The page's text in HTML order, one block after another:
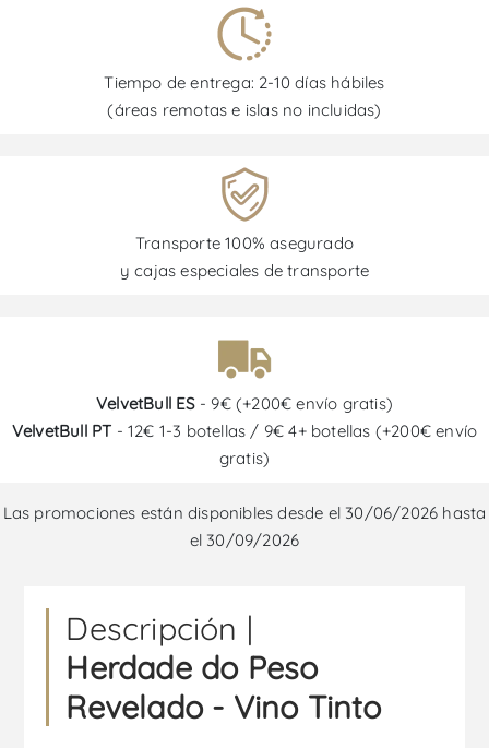
Tiempo de entrega: 2-10 días hábiles
(áreas remotas e islas no incluidas)
Transporte 100% asegurado
y cajas especiales de transporte
VelvetBull ES- 9€ (+200€ envío gratis)
VelvetBull PT - 12€ 1-3 botellas / 9€ 4+ botellas (+200€ envío
gratis)
Las promociones están disponibles desde el 30/06/2026 hasta
el 30/09/2026
Descripción |
Herdade do Peso
Revelado - Vino Tinto